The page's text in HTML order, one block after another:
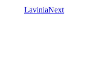
LaviniaNext